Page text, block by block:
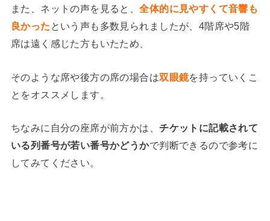
また、ネットの声を見ると、全体的に見やすくて音響も
良かった という声も多数見られましたが、4階席や5階
席は遠く感じた方もいたため、
そのような席や後方の席の場合は双眼鏡を持っていくこ
とをオススメします。
ちなみに自分の座席が前方かは、チケットに記載されて
いる列番号が若い番号かどうかで判断できるので参考に
してみてください。